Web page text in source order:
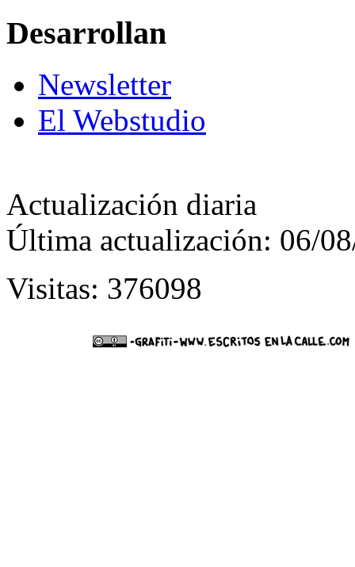
Desarrollan
Newsletter
El Webstudio
Actualización diaria
Última actualización: 06/
Visitas: 376098